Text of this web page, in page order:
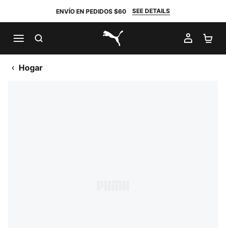
ENVÍO EN PEDIDOS $60 SEE DETAILS
PUMA.com
MI
Hogar